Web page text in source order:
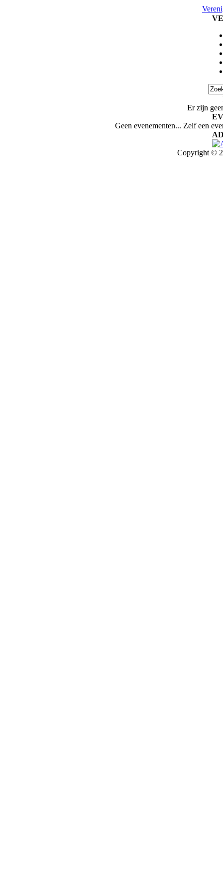
Er zijn
Geen evenementen... Zelf een
Copyright ©